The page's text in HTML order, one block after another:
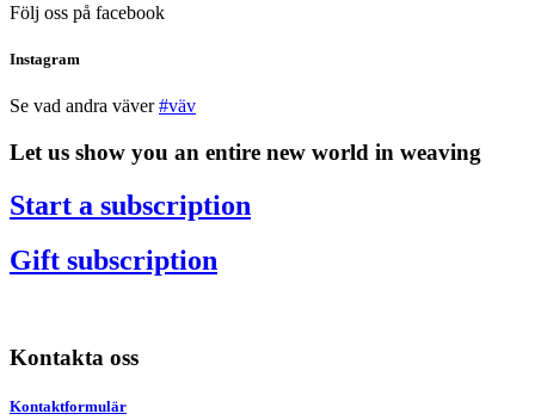
Följ oss på facebook
Instagram
Se vad andra väver#väv
Let us show you an entire new world in weaving
Start a subscription
Gift subscription
Kontakta oss
Kontaktformulär